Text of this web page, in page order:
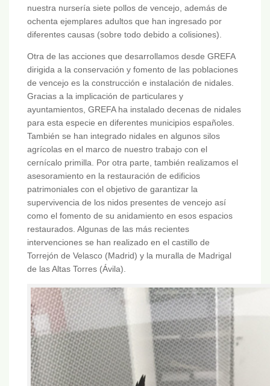
nuestra nursería siete pollos de vencejo, además de
ochenta ejemplares adultos que han ingresado por
diferentes causas (sobre todo debido a colisiones).
Otra de las acciones que desarrollamos desde GREFA
dirigida a la conservación y fomento de las poblaciones
de vencejo es la construcción e instalación de nidales.
Gracias a la implicación de particulares y
ayuntamientos, GREFA ha instalado decenas de nidales
para esta especie en diferentes municipios españoles.
También se han integrado nidales en algunos silos
agrícolas en el marco de nuestro trabajo con el
cernícalo primilla. Por otra parte, también realizamos el
asesoramiento en la restauración de edificios
patrimoniales con el objetivo de garantizar la
supervivencia de los nidos presentes de vencejo así
como el fomento de su anidamiento en esos espacios
restaurados. Algunas de las más recientes
intervenciones se han realizado en el castillo de
Torrejón de Velasco (Madrid) y la muralla de Madrigal
de las Altas Torres (Ávila).